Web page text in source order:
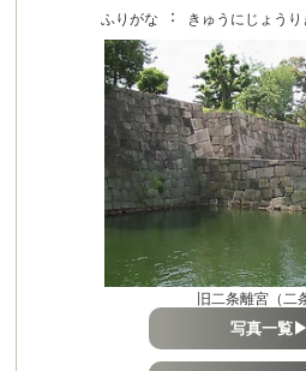
ふりがな ： きゅうにじょう
旧二条離宮（二
写真一覧▶